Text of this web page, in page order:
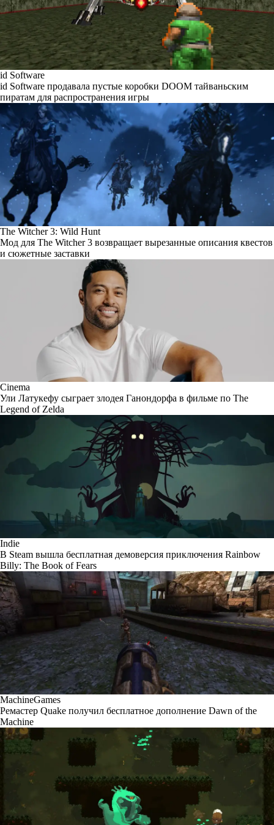
id Software
id Software продавала пустые коробки DOOM тайваньским
пиратам для распространения игры
The Witcher 3: Wild Hunt
Мод для The Witcher 3 возвращает вырезанные описания квестов
и сюжетные заставки
Cinema
Ули Латукефу сыграет злодея Ганондорфа в фильме по The
Legend of Zelda
Indie
В Steam вышла бесплатная демоверсия приключения Rainbow
Billy: The Book of Fears
MachineGames
Ремастер Quake получил бесплатное дополнение Dawn of the
Machine